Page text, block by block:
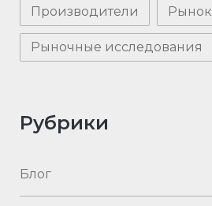
Производители Рынок
Рыночные исследования
Рубрики
Блог